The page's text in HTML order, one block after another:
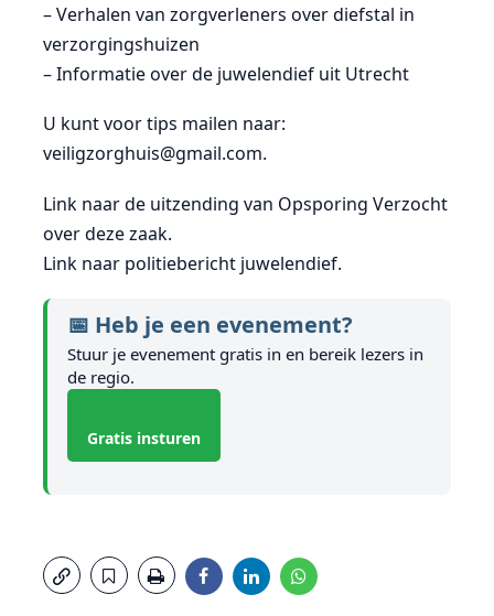
– Verhalen van zorgverleners over diefstal in
verzorgingshuizen
– Informatie over de juwelendief uit Utrecht
U kunt voor tips mailen naar:
veiligzorghuis@gmail.com.
Link naar de uitzending van Opsporing Verzocht
over deze zaak.
Link naar politiebericht juwelendief.
📅 Heb je een evenement?
Stuur je evenement gratis in en bereik lezers in
de regio.
Gratis insturen